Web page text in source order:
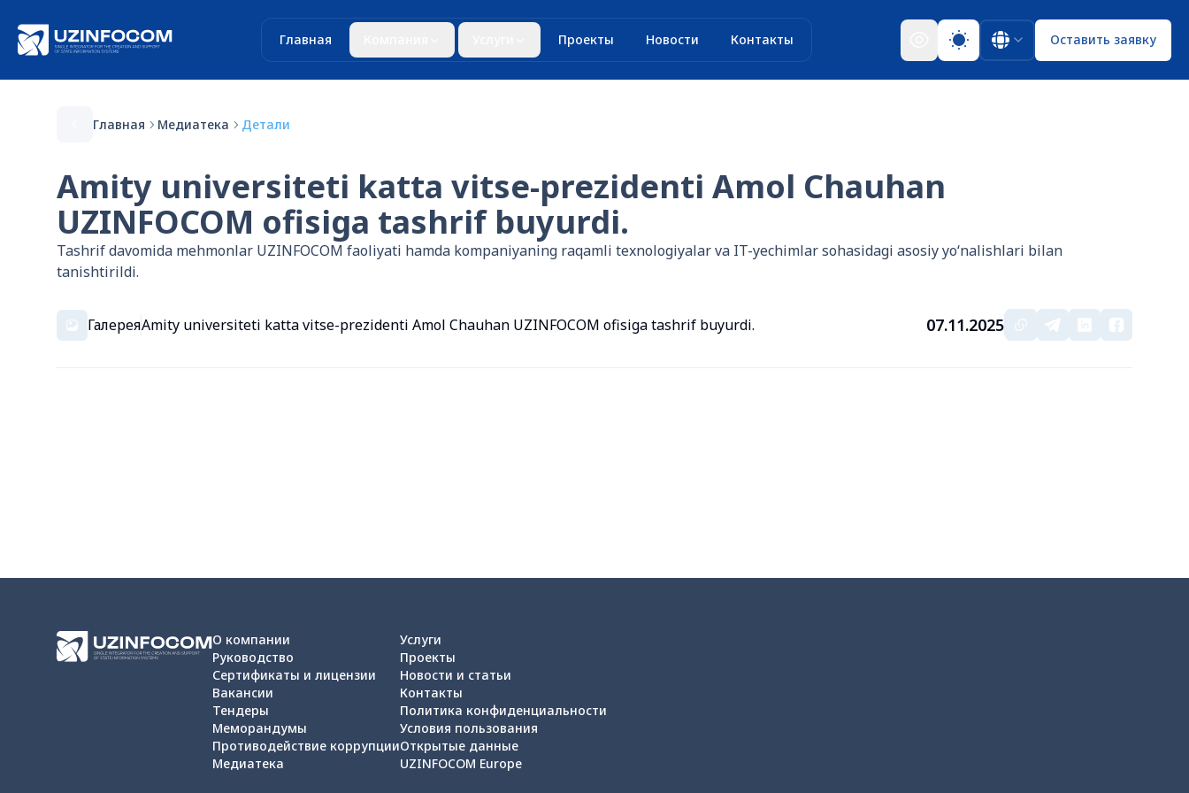
Главная Проекты Новости Контакты Оставить заявку
Главная Медиатека Детали
Amity universiteti katta vitse-prezidenti Amol Chauhan
UZINFOCOM ofisiga tashrif buyurdi.
Tashrif davomida mehmonlar UZINFOCOM faoliyati hamda kompaniyaning raqamli texnologiyalar va IT-yechimlar sohasidagi asosiy yo‘nalishlari bilan
tanishtirildi.
ГалереяAmity universiteti katta vitse-prezidenti Amol Chauhan UZINFOCOM ofisiga tashrif buyurdi. 07.11.2025
О компании
Руководство
Сертификаты и лицензии
Вакансии
Тендеры
Меморандумы
Противодействие коррупции
Медиатека
Услуги
Проекты
Новости и статьи
Контакты
Политика конфиденциальности
Условия пользования
Открытые данные
UZINFOCOM Europe